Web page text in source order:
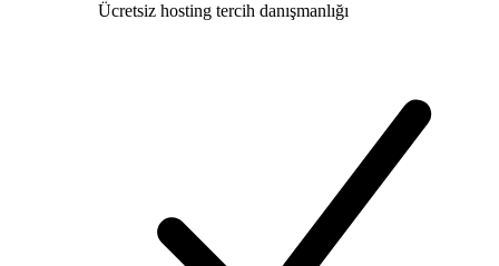
Ücretsiz hosting tercih danışmanlığı